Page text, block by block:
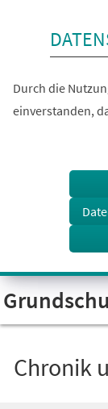
Visuelle
Assistenzsoftware
öffnen.
Durch die
einverstanden,
Chronik